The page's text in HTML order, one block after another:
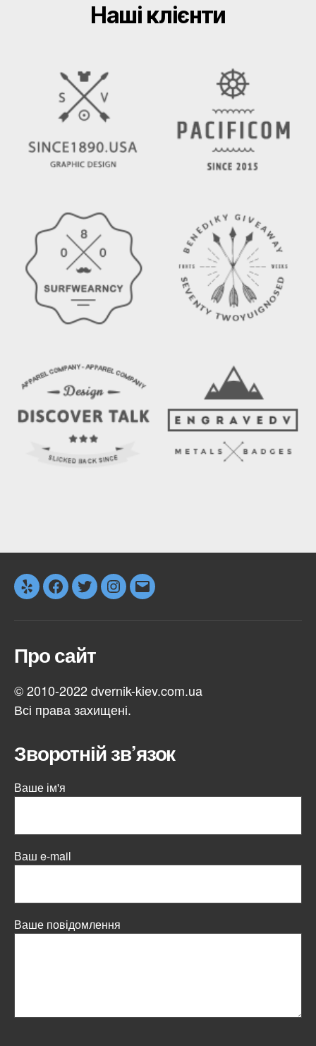
Наші клієнти
Yelp Facebook
TwitterInstagram
Email
Про сайт
© 2010-2022 dvernik-kiev.com.ua
Всі права захищені.
Зворотній зв’язок
Ваше ім'я
Ваш e-mail
Ваше повідомлення